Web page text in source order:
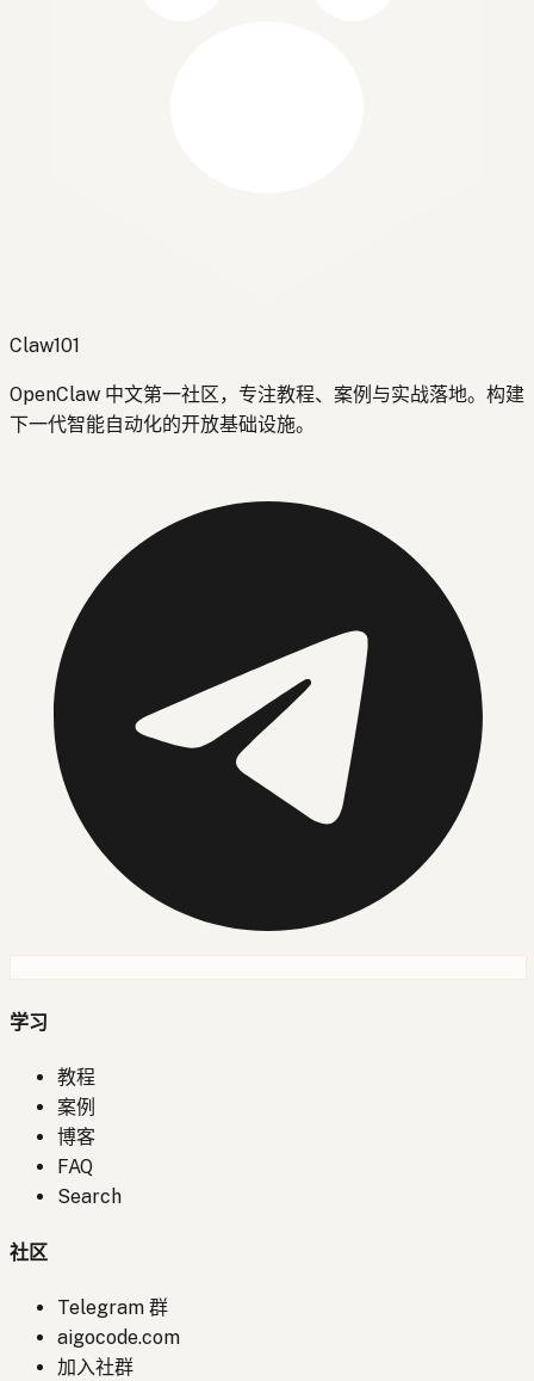
Claw101
OpenClaw 中文第一社区，专注教程、案例与实战落地。构建
下一代智能自动化的开放基础设施。
学习
教程
案例
博客
FAQ
Search
社区
Telegram 群
aigocode.com
加入社群